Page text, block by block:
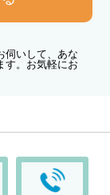
伺いして、あな
す。お気軽にお